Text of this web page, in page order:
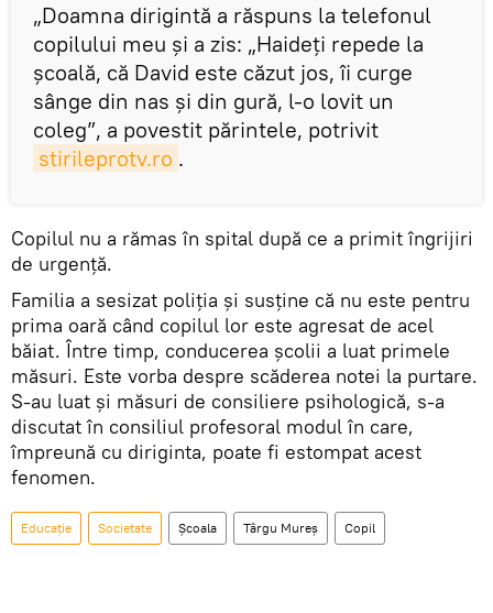
„Doamna dirigintă a răspuns la telefonul
copilului meu şi a zis: „Haideţi repede la
şcoală, că David este căzut jos, îi curge
sânge din nas şi din gură, l-o lovit un
coleg”, a povestit părintele, potrivit
stirileprotv.ro .
Copilul nu a rămas în spital după ce a primit îngrijiri
de urgenţă.
Familia a sesizat poliţia şi susţine că nu este pentru
prima oară când copilul lor este agresat de acel
băiat. Între timp, conducerea şcolii a luat primele
măsuri. Este vorba despre scăderea notei la purtare.
S-au luat şi măsuri de consiliere psihologică, s-a
discutat în consiliul profesoral modul în care,
împreună cu diriginta, poate fi estompat acest
fenomen.
Educație Societate Școala Târgu Mureș Copil